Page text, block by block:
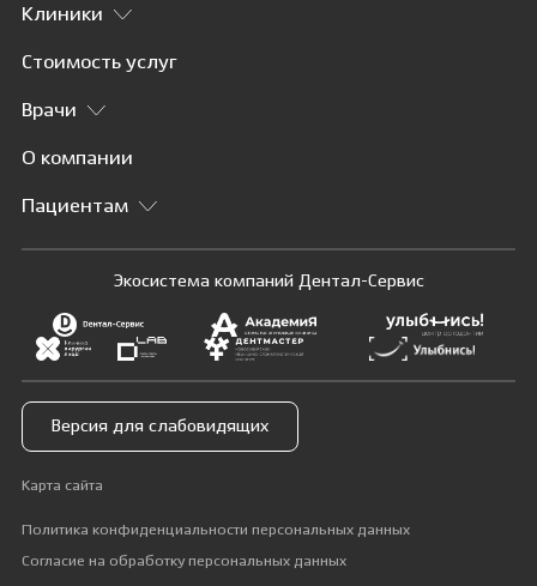
Клиники
Стоимость услуг
Врачи
О компании
Пациентам
Экосистема компаний Дентал-Сервис
Версия для слабовидящих
Карта сайта
Политика конфиденциальности персональных данных
Согласие на обработку персональных данных